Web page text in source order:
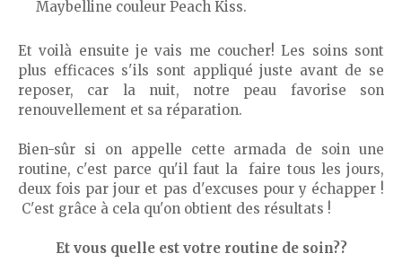
Maybelline couleur Peach Kiss.
Et voilà ensuite je vais me coucher! Les soins sont
plus efficaces s'ils sont appliqué juste avant de se
reposer, car la nuit, notre peau favorise son
renouvellement et sa réparation.
Bien-sûr si on appelle cette armada de soin une
routine, c'est parce qu'il faut la faire tous les jours,
deux fois par jour et pas d'excuses pour y échapper !
C'est grâce à cela qu'on obtient des résultats !
Et vous quelle est votre routine de soin??